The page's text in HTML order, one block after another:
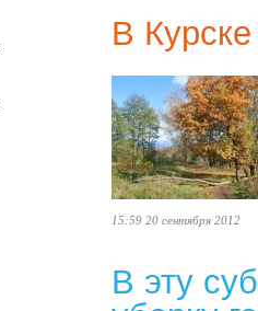
В Курске
15:59 20 сентября 2012
В эту